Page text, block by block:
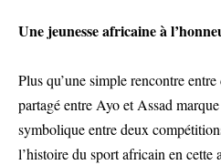
Une jeunesse africaine à
Plus qu’une simple rencontre
partagé entre Ayo et Assad
symbolique entre deux
l’histoire du sport africain en cette